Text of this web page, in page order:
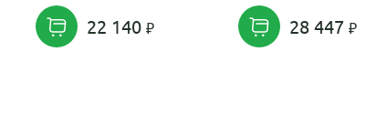
22 140 28 447